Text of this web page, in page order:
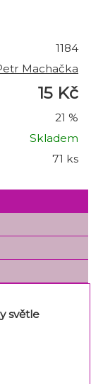
1184
Machačka
15 Kč
21 %
Skladem
71 ks
světle